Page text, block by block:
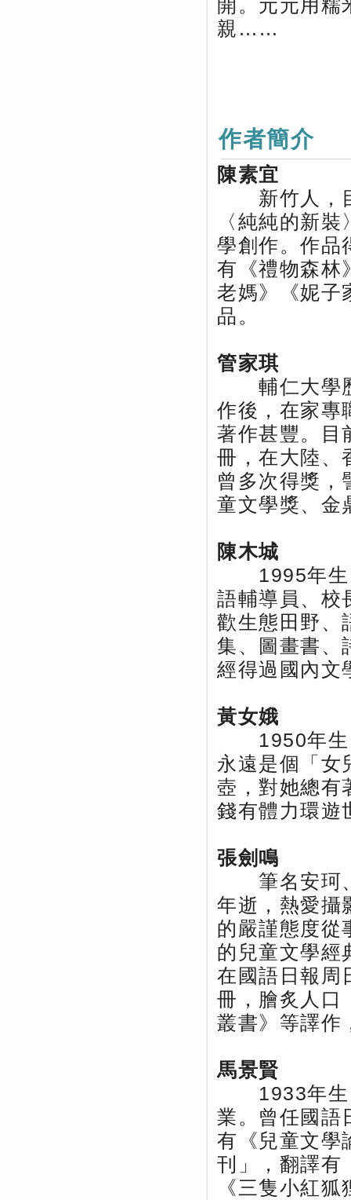
開。元元用糯
親……
作者簡介
陳素宜
新竹人，目
〈純純的新
學創作。作品
有《禮物森林
老媽》《妮子
品。
管家琪
輔仁大學歷
作後，在家專
著作甚豐。目
冊，在大陸、
曾多次得獎，
童文學獎、金
陳木城
1995年生，
語輔導員、校
歡生態田野、
集、圖畫書、
經得過國內文
黃女娥
1950年生，
永遠是個「女
壺，對她總
錢有體力環遊
張劍鳴
筆名安珂、
年逝，熱愛攝
的嚴謹態度從
的兒童文學經
在國語日報周
冊，膾炙人口
叢書》等譯作
馬景賢
1933年生，
業。曾任國語
有《兒童文學
刊」，翻譯有
《三隻小紅